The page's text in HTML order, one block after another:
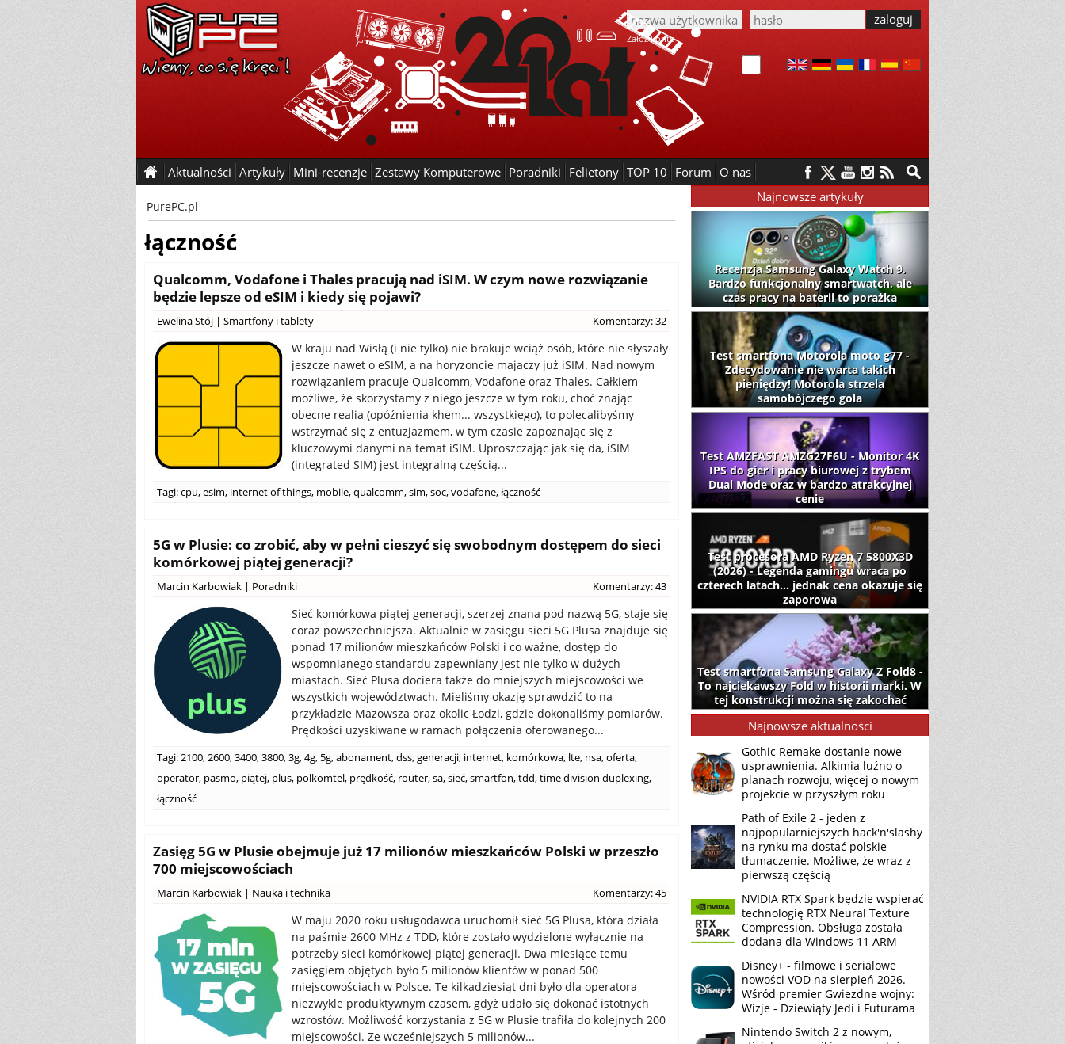
Załóż konto
Aktualności Artykuły Mini-recenzje Zestawy Komputerowe Poradniki Felietony TOP 10 Forum O nas
PurePC.pl
łączność
Qualcomm, Vodafone i Thales pracują nad iSIM. W czym nowe rozwiązanie
będzie lepsze od eSIM i kiedy się pojawi?
Ewelina Stój | Smartfony i tablety Komentarzy: 32
W kraju nad Wisłą (i nie tylko) nie brakuje wciąż osób, które nie słyszały
jeszcze nawet o eSIM, a na horyzoncie majaczy już iSIM. Nad nowym
rozwiązaniem pracuje Qualcomm, Vodafone oraz Thales. Całkiem
możliwe, że skorzystamy z niego jeszcze w tym roku, choć znając
obecne realia (opóźnienia khem... wszystkiego), to polecalibyśmy
wstrzymać się z entuzjazmem, w tym czasie zapoznając się z
kluczowymi danymi na temat iSIM. Uproszczając jak się da, iSIM
(integrated SIM) jest integralną częścią...
Tagi:cpu,esim, internet of things, mobile,qualcomm,sim,soc,vodafone,łączność
5G w Plusie: co zrobić, aby w pełni cieszyć się swobodnym dostępem do sieci
komórkowej piątej generacji?
Marcin Karbowiak | Poradniki Komentarzy: 43
Sieć komórkowa piątej generacji, szerzej znana pod nazwą 5G, staje się
coraz powszechniejsza. Aktualnie w zasięgu sieci 5G Plusa znajduje się
ponad 17 milionów mieszkańców Polski i co ważne, dostęp do
wspomnianego standardu zapewniany jest nie tylko w dużych
miastach. Sieć Plusa dociera także do mniejszych miejscowości we
wszystkich województwach. Mieliśmy okazję sprawdzić to na
przykładzie Mazowsza oraz okolic Łodzi, gdzie dokonaliśmy pomiarów.
Prędkości uzyskiwane w ramach połączenia oferowanego...
Tagi:2100,2600,3400,3800,3g,4g, 5g,abonament,dss,generacji, internet, komórkowa, lte, nsa,oferta,
operator, pasmo, piątej, plus, polkomtel, prędkość, router,sa,sieć,smartfon,tdd,time division duplexing,
łączność
Zasięg 5G w Plusie obejmuje już 17 milionów mieszkańców Polski w przeszło
700 miejscowościach
Marcin Karbowiak | Nauka i technika Komentarzy: 45
W maju 2020 roku usługodawca uruchomił sieć 5G Plusa, która działa
na paśmie 2600 MHz z TDD, które zostało wydzielone wyłącznie na
potrzeby sieci komórkowej piątej generacji. Dwa miesiące temu
zasięgiem objętych było 5 milionów klientów w ponad 500
miejscowościach w Polsce. Te kilkadziesiąt dni było dla operatora
niezwykle produktywnym czasem, gdyż udało się dokonać istotnych
wzrostów. Możliwość korzystania z 5G w Plusie trafiła do kolejnych 200
miejscowości. Ze wcześniejszych 5 milionów...
Najnowsze artykuły
Recenzja Samsung Galaxy Watch 9.
Bardzo funkcjonalny smartwatch, ale
czas pracy na baterii to porażka
Test smartfona Motorola moto g77 -
Zdecydowanie nie warta takich
pieniędzy! Motorola strzela
samobójczego gola
Test AMZFAST AMZG27F6U - Monitor 4K
IPS do gier i pracy biurowej z trybem
Dual Mode oraz w bardzo atrakcyjnej
cenie
Test procesora AMD Ryzen 7 5800X3D
(2026) - Legenda gamingu wraca po
czterech latach... jednak cena okazuje się
zaporowa
Test smartfona Samsung Galaxy Z Fold8 -
To najciekawszy Fold w historii marki. W
tej konstrukcji można się zakochać
Najnowsze aktualności
Gothic Remake dostanie nowe
usprawnienia. Alkimia luźno o
planach rozwoju, więcej o nowym
projekcie w przyszłym roku
Path of Exile 2 - jeden z
najpopularniejszych hack'n'slashy
na rynku ma dostać polskie
tłumaczenie. Możliwe, że wraz z
pierwszą częścią
NVIDIA RTX Spark będzie wspierać
technologię RTX Neural Texture
Compression. Obsługa została
dodana dla Windows 11 ARM
Disney+ - filmowe i serialowe
nowości VOD na sierpień 2026.
Wśród premier Gwiezdne wojny:
Wizje - Dziewiąty Jedi i Futurama
Nintendo Switch 2 z nowym,